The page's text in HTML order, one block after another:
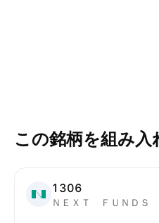
この銘柄を組み入
1306